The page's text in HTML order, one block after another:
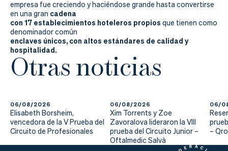
empresa fue creciendo y haciéndose grande hasta convertirse
en una gran cadena
con 17 establecimientos hoteleros propios que tienen como
denominador común
enclaves únicos, con altos estándares de calidad y
hospitalidad.
Otras noticias
06/08/2026
Elisabeth Borsheim,
vencedora de la V Prueba del
Circuito de Profesionales
06/08/2026
Xim Torrents y Zoe
Zavoralova lideraron la VIII
prueba del Circuito Junior –
Oftalmedic Salvà
06/
–